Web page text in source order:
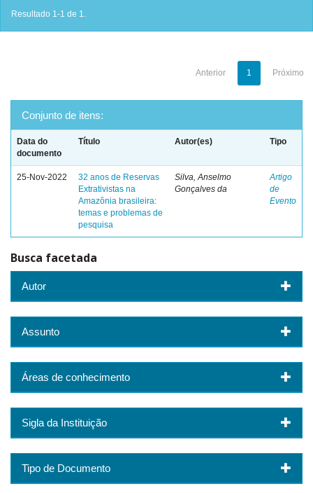
Resultado 1-1 de 1.
Anterior 1 Próximo
Conjunto de itens:
Data do
documento
Título Autor(es) Tipo
25-Nov-2022
32 anos de Reservas
Extrativistas na
Amazônia brasileira:
temas e problemas de
pesquisa
Silva, Anselmo
Gonçalves da
Artigo
de
Evento
Busca facetada
Autor
Assunto
Áreas de conhecimento
Sigla da Instituição
Tipo de Documento